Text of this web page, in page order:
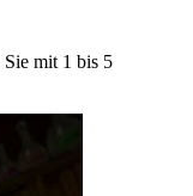
mit 1 bis 5